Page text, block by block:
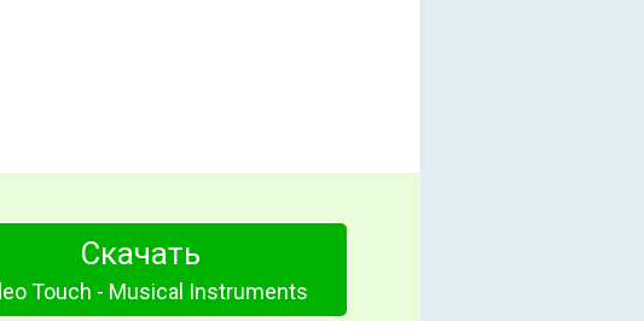
Скачать
Touch - Musical Instruments